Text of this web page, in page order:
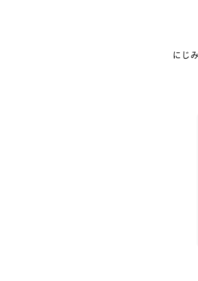
にじ